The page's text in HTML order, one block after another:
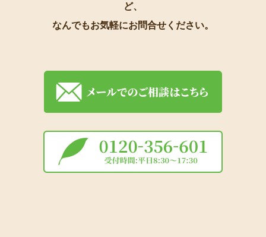
ど、
なんでもお気軽にお問合せください。